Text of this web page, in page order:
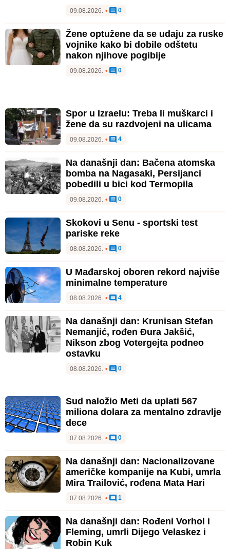
09.08.2026. • 0
Žene optužene da se udaju za ruske
vojnike kako bi dobile odštetu
nakon njihove pogibije
09.08.2026. • 0
Spor u Izraelu: Treba li muškarci i
žene da su razdvojeni na ulicama
09.08.2026. • 4
Na današnji dan: Bačena atomska
bomba na Nagasaki, Persijanci
pobedili u bici kod Termopila
09.08.2026. • 0
Skokovi u Senu - sportski test
pariske reke
08.08.2026. • 0
U Mađarskoj oboren rekord najviše
minimalne temperature
08.08.2026. • 4
Na današnji dan: Krunisan Stefan
Nemanjić, rođen Đura Jakšić,
Nikson zbog Votergejta podneo
ostavku
08.08.2026. • 0
Sud naložio Meti da uplati 567
miliona dolara za mentalno zdravlje
dece
07.08.2026. • 0
Na današnji dan: Nacionalizovane
američke kompanije na Kubi, umrla
Mira Trailović, rođena Mata Hari
07.08.2026. • 1
Na današnji dan: Rođeni Vorhol i
Fleming, umrli Dijego Velaskez i
Robin Kuk